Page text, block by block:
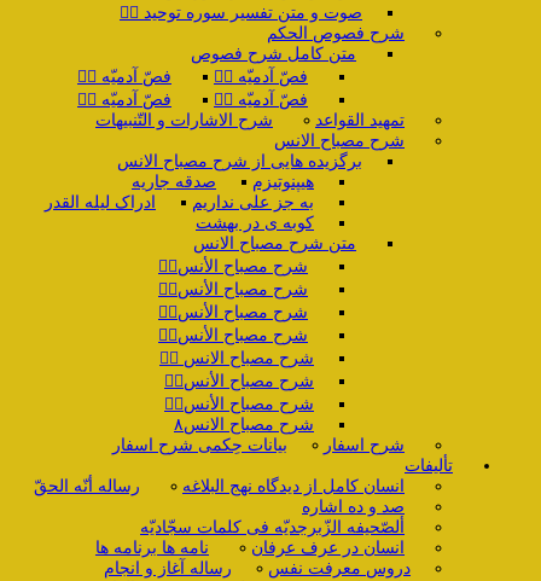
صوت و متن تفسیر سوره توحید ۴️⃣
شرح فصوص الحکم
متن کامل شرح فصوص
فصّ آدمیّه ۱️⃣
فصّ آدمیّه ۲️⃣
فصّ آدمیّه ۳️⃣
فصّ آدمیّه ۴️⃣
تمهید القواعد
شرح الاشارات و التّنبیهات
شرح مصباح الانس
برگزیده هایی از شرح مصباح الانس
هیپنوتیزم
صدقه جاریه
به جز علی نداریم
ادراک لیله القدر
کوبه ی در بهشت
متن شرح مصباح الانس
شرح مصباح الأنس۱️⃣
شرح مصباح الأنس۲️⃣
شرح مصباح الأنس۳️⃣
شرح مصباح الأنس۴️⃣
شرح مصباح الانس ۵️⃣
شرح مصباح الأنس۶️⃣
شرح مصباح الأنس۷️⃣
شرح مصباح الانس۸
شرح اسفار
بیانات حِکمی شرح اسفار
تألیفات
انسان کامل از دیدگاه نهج البلاغه
رساله أنّه الحقّ
صد و ده اشاره
ألصّحیفه الزّبرجدیّه فی کلمات سجّادیّه
انسان در عرف عرفان
نامه ها برنامه ها
دروس معرفت نفس
رساله آغاز و انجام